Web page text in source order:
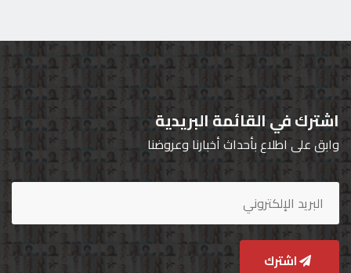
اشترك في القائمة البريدية
وابق على اطلاع بأحداث أخبارنا وعروضنا
اشترك